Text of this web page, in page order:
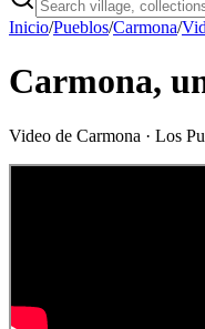
Inicio/Pueblos/Carmona/
Carmona,
Video de Carmona · Los